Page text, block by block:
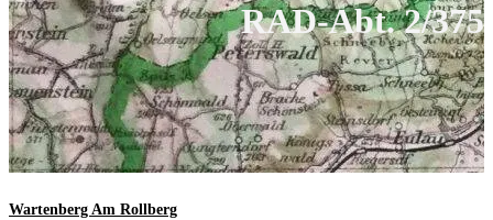
durchsuchen
RAD-Abt. 2/375
Wartenberg Am Rollberg